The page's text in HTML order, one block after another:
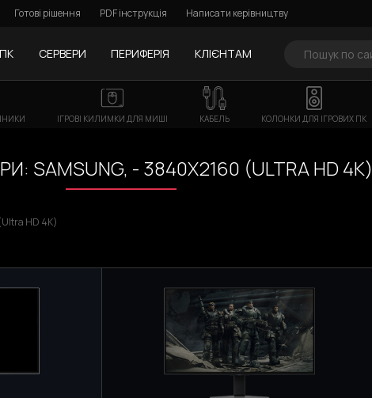
Готові рішення PDF інструкція Написати керівництву
СЕРВЕРИ ПЕРИФЕРІЯ КЛІЄНТАМ
ІГРОВІ КИЛИМКИ ДЛЯ МИШІ КАБЕЛЬ КОЛОНКИ ДЛЯ ІГРОВИХ ПК
SAMSUNG, - 3840X2160 (ULTRA HD 4K)
HD 4K)